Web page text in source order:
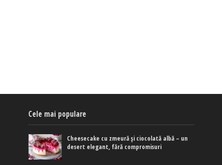
Cele mai populare
Cheesecake cu zmeură și ciocolată albă – un
desert elegant, fără compromisuri